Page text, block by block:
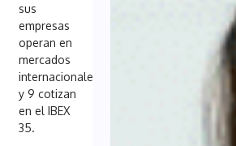
sus
empresas
operan en
mercados
internacionales
y 9 cotizan
en el IBEX
35.